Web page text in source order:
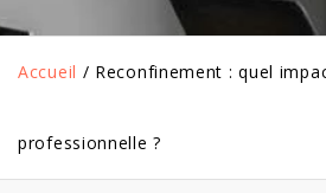
Accueil / Reconfinement : quel
professionnelle ?